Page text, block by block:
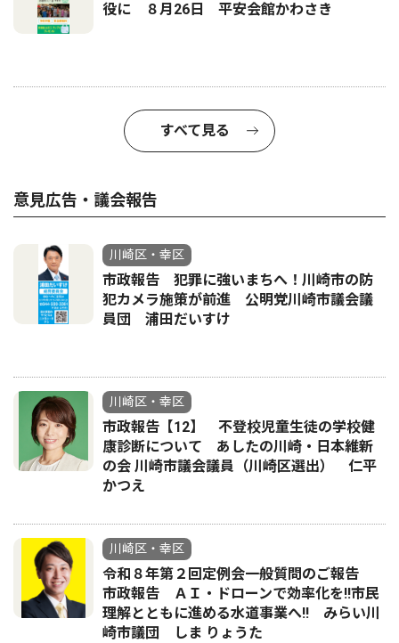
役に ８月26日 平安会館かわさき
すべて見る
意見広告・議会報告
川崎区・幸区
市政報告 犯罪に強いまちへ！川崎市の防
犯カメラ施策が前進 公明党川崎市議会議
員団 浦田だいすけ
川崎区・幸区
市政報告【12】 不登校児童生徒の学校健
康診断について あしたの川崎・日本維新
の会 川崎市議会議員（川崎区選出） 仁平
かつえ
川崎区・幸区
令和８年第２回定例会一般質問のご報告
市政報告 ＡＩ・ドローンで効率化を!!市民
理解とともに進める水道事業へ!! みらい川
崎市議団 しま りょうた